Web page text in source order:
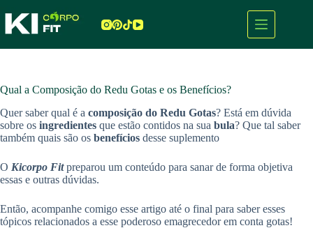
para
Qual a Composição do Redu Gotas e os Benefícios?
Quer saber qual é a composição do Redu Gotas? Está em dúvida
sobre os ingredientes que estão contidos na sua bula? Que tal saber
também quais são os benefícios desse suplemento
O Kicorpo Fitpreparou um conteúdo para sanar de forma objetiva
essas e outras dúvidas.
Então, acompanhe comigo esse artigo até o final para saber esses
tópicos relacionados a esse poderoso emagrecedor em conta gotas!